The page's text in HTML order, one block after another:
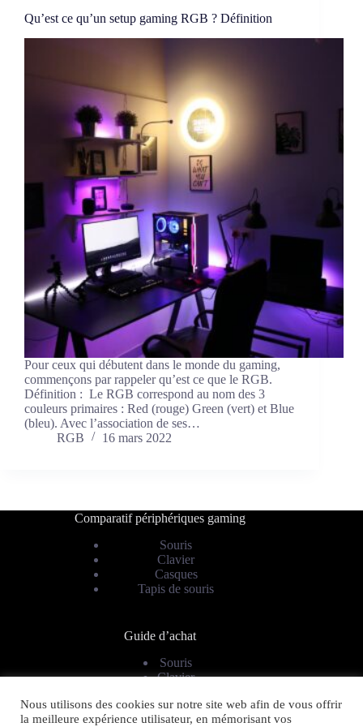
Qu’est ce qu’un setup gaming RGB ? Définition
Pour ceux qui débutent dans le monde du gaming,
commençons par rappeler qu’est ce que le RGB.
Définition : Le RGB correspond au nom des 3
couleurs primaires : Red (rouge) Green (vert) et Blue
(bleu). Avec l’association de ses…
RGB
16 mars 2022
Comparatif périphériques gaming
Souris
Clavier
Casques
Tapis de souris
Guide d’achat
Souris
Clavier
Nous utilisons des cookies sur notre site web afin de vous offrir
la meilleure expérience utilisateur, en mémorisant vos